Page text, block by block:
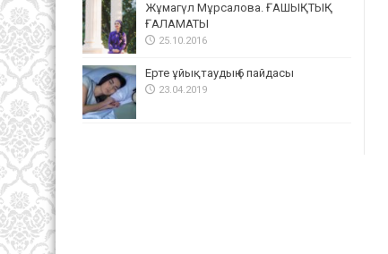
Жұмагүл Мұрсалова. ҒАШЫҚТЫҚ
ҒАЛАМАТЫ
25.10.2016
Ерте ұйықтаудың 6 пайдасы
23.04.2019